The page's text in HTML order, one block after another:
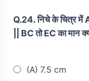
Q.24. निचे के चित्र
|| BC तो EC का मान
(A) 7.5 cm